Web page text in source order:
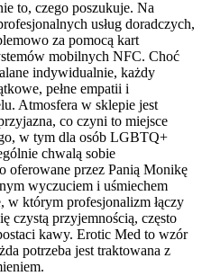
to, czego poszukuje. Na
usług doradczych,
za pomocą kart
mobilnych NFC. Choć
indywidualnie, każdy
pełne empatii i
Atmosfera w sklepie jest
co czyni to miejsce
w tym dla osób LGBTQ+
chwalą sobie
oferowane przez Panią Monikę
wyczuciem i uśmiechem
w którym profesjonalizm łączy
czystą przyjemnością, często
kawy. Erotic Med to wzór
potrzeba jest traktowana z